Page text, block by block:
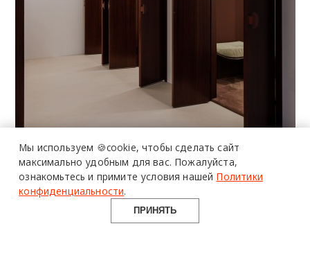
Мы используем 🍪cookie, чтобы сделать сайт
максимально удобным для вас. Пожалуйста,
ознакомьтесь и примите условия нашей Политики
конфиденциальности.
ПРИНЯТЬ